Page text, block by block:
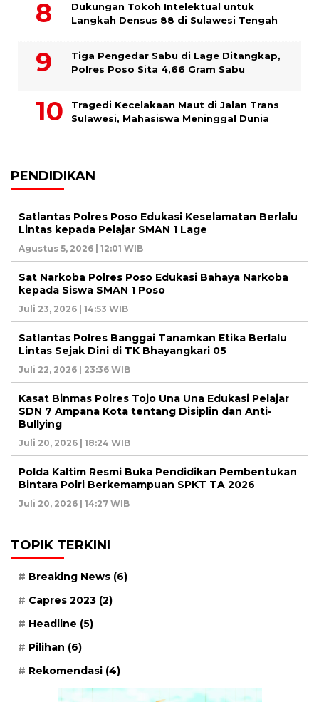
Dukungan Tokoh Intelektual untuk
Langkah Densus 88 di Sulawesi Tengah
Tiga Pengedar Sabu di Lage Ditangkap,
Polres Poso Sita 4,66 Gram Sabu
Tragedi Kecelakaan Maut di Jalan Trans
Sulawesi, Mahasiswa Meninggal Dunia
PENDIDIKAN
Satlantas Polres Poso Edukasi Keselamatan Berlalu
Lintas kepada Pelajar SMAN 1 Lage
Agustus 5, 2026 | 12:01 WIB
Sat Narkoba Polres Poso Edukasi Bahaya Narkoba
kepada Siswa SMAN 1 Poso
Juli 23, 2026 | 14:53 WIB
Satlantas Polres Banggai Tanamkan Etika Berlalu
Lintas Sejak Dini di TK Bhayangkari 05
Juli 22, 2026 | 23:36 WIB
Kasat Binmas Polres Tojo Una Una Edukasi Pelajar
SDN 7 Ampana Kota tentang Disiplin dan Anti-
Bullying
Juli 20, 2026 | 18:24 WIB
Polda Kaltim Resmi Buka Pendidikan Pembentukan
Bintara Polri Berkemampuan SPKT TA 2026
Juli 20, 2026 | 14:27 WIB
TOPIK TERKINI
Breaking News (6)
Capres 2023 (2)
Headline (5)
Pilihan (6)
Rekomendasi (4)